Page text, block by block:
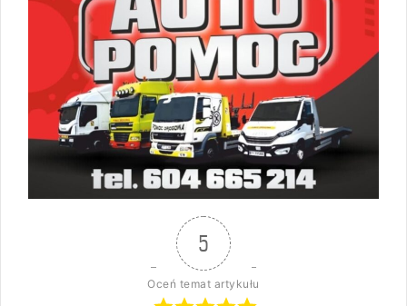
5
Oceń temat artykułu